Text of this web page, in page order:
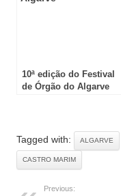
10ª edição do Festival
de Órgão do Algarve
Tagged with: ALGARVE
CASTRO MARIM
Previous: